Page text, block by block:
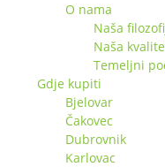
O nama
Naša
Naša
Temeljni
Gdje kupiti
Bjelovar
Čakovec
Dubrovnik
Karlovac